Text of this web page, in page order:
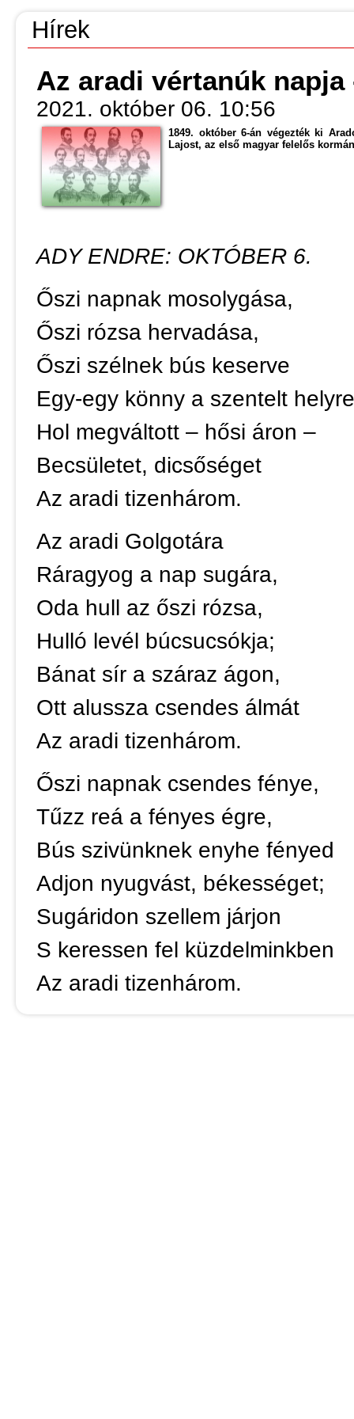
Hírek
Az aradi vértanúk
2021. október 06. 10:56
1849. október 6-án végezték ki
Lajost, az első magyar felelős
ADY ENDRE: OKTÓBER 6.
Őszi napnak mosolygása,
Őszi rózsa hervadása,
Őszi szélnek bús keserve
Egy-egy könny a szentelt
Hol megváltott – hősi áron –
Becsületet, dicsőséget
Az aradi tizenhárom.
Az aradi Golgotára
Ráragyog a nap sugára,
Oda hull az őszi rózsa,
Hulló levél búcsucsókja;
Bánat sír a száraz ágon,
Ott alussza csendes álmát
Az aradi tizenhárom.
Őszi napnak csendes fénye,
Tűzz reá a fényes égre,
Bús szivünknek enyhe fényed
Adjon nyugvást, békességet;
Sugáridon szellem járjon
S keressen fel küzdelminkben
Az aradi tizenhárom.